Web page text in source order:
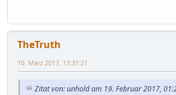
TheTruth
10. März 2017, 13:31:21
Zitat von: unhold am 19. Februar 2017,